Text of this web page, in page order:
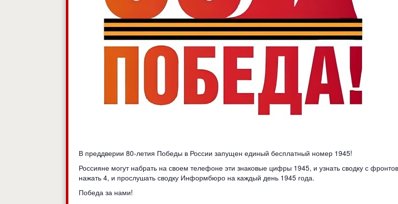
В преддверии 80-летия Победы в России запущен единый бесплатный номер 1945!
Россияне могут набрать на своем телефоне эти знаковые цифры 1945, и узнать сводку с
нажать 4, и прослушать сводку Информбюро на каждый день 1945 года.
Победа за нами!